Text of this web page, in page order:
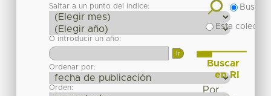
Saltar a un punto del índice:
O introducir un año:
Ordenar por:
Orden:
Buscar
Esta
Buscar
en RI
Por